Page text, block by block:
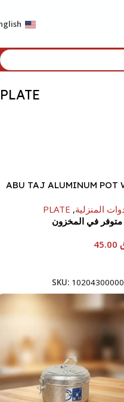
PLATE
ABU TAJ ALUMINUM POT
المنزلية,
PLATE
متوفر في المخزون
SKU: